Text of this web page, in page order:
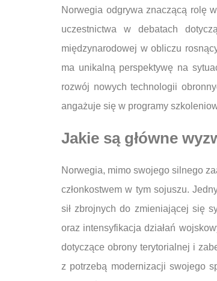
Norwegia odgrywa znaczącą rolę
uczestnictwa w debatach
międzynarodowej w obliczu
ma unikalną perspektywę na
rozwój nowych technologii
angażuje się w programy
Jakie są główne
Norwegia, mimo swojego silnego
członkostwem w tym sojuszu.
sił zbrojnych do zmieniającej się
oraz intensyfikacja działań
dotyczące obrony terytorialnej i
z potrzebą modernizacji swojego